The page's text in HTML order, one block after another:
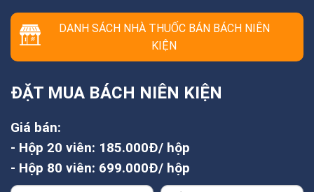
DANH SÁCH NHÀ THUỐC BÁN BÁCH NIÊN
KIỆN
ĐẶT MUA BÁCH NIÊN KIỆN
Giá bán:
- Hộp 20 viên: 185.000Đ/ hộp
- Hộp 80 viên: 699.000Đ/ hộp